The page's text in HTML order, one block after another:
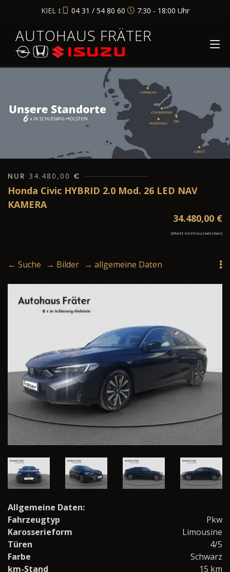
KIEL I: 04 31 / 54 80 60 7:30 - 18:00 Uhr
AUTOHAUS FRÄTER
NUR 34.480,00 €
Honda Civic HYBRID 2.0 Mod. 26 LED NAV
KAMERA
34.480,00 €
(MwSt nicht ausweisbar)
← Suche → Bilder → allgemeine Daten
Allgemeine Daten:
Fahrzeugtyp
Pkw
Karosserieform
Limousine
Türen
4/5
Farbe
Schwarz
km-Stand
15 km